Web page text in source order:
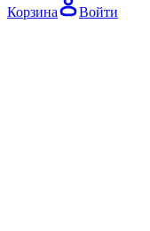
Корзина Войти